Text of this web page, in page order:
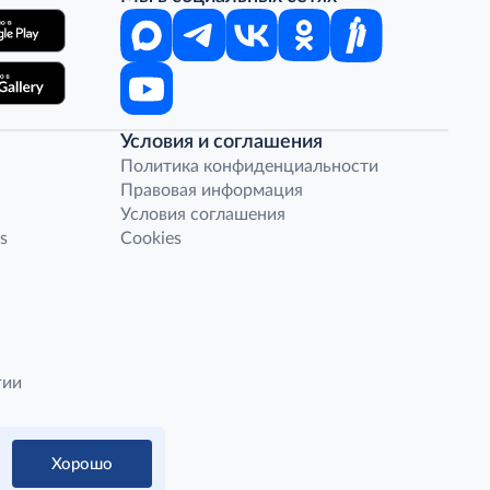
Условия и соглашения
Политика конфиденциальности
Правовая информация
Условия соглашения
Cookies
Хорошо